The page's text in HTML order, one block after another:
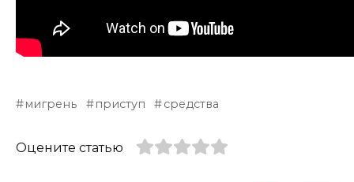
мигрень приступ средства
Оцените статью